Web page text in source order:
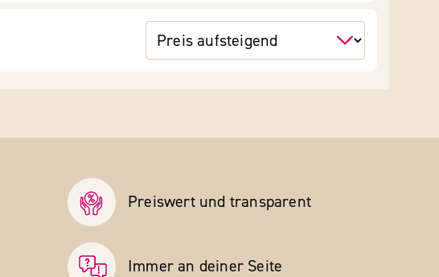
Preiswert und transparent
Immer an deiner Seite